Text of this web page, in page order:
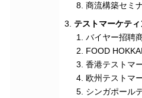
商流構築セミ
テストマーケテ
バイヤー招聘
FOOD
香港テストマ
欧州テストマ
シンガポール